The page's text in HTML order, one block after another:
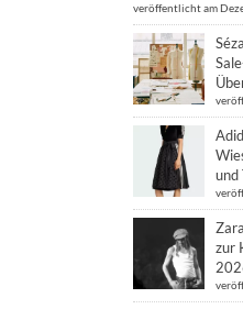
veröffentlicht am
und
zur